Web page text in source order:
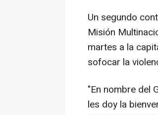
Un segundo
Misión
martes a la
sofocar la
"En nombre del
les doy la